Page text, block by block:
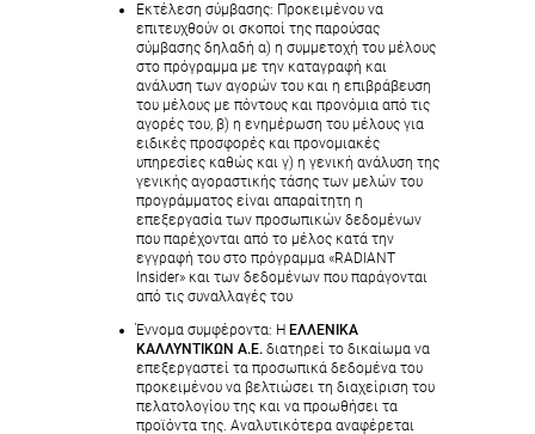
Εκτέλεση σύμβασης: Προκειμένου να
επιτευχθούν οι σκοποί της παρούσας
σύμβασης δηλαδή α) η συμμετοχή του μέλους
στο πρόγραμμα με την καταγραφή και
ανάλυση των αγορών του και η επιβράβευση
του μέλους με πόντους και προνόμια από τις
αγορές του, β) η ενημέρωση του μέλους για
ειδικές προσφορές και προνομιακές
υπηρεσίες καθώς και γ) η γενική ανάλυση της
γενικής αγοραστικής τάσης των μελών του
προγράμματος είναι απαραίτητη η
επεξεργασία των προσωπικών δεδομένων
που παρέχονται από το μέλος κατά την
εγγραφή του στο πρόγραμμα «RADIANT
Insider» και των δεδομένων που παράγονται
από τις συναλλαγές του
Έννομα συμφέροντα: H ΕΛΛΕΝΙΚΑ
ΚΑΛΛΥΝΤΙΚΩΝ Α.Ε. διατηρεί το δικαίωμα να
επεξεργαστεί τα προσωπικά δεδομένα του
προκειμένου να βελτιώσει τη διαχείριση του
πελατολογίου της και να προωθήσει τα
προϊόντα της. Αναλυτικότερα αναφέρεται